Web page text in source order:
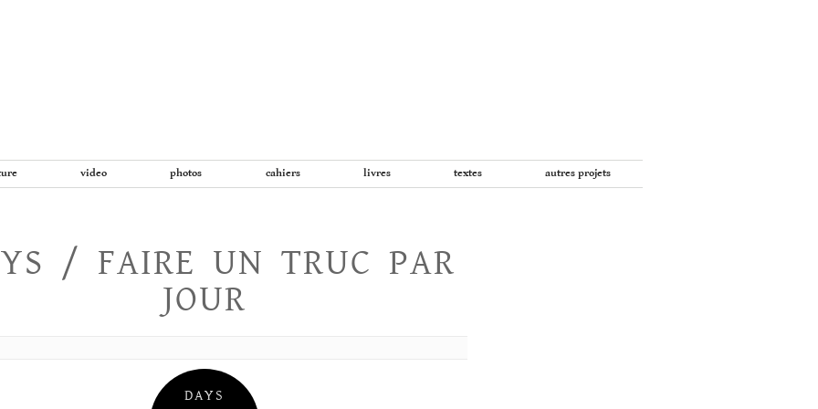
video photos cahiers livres textes autres projets
/ FAIRE UN TRUC PAR
JOUR
DAYS